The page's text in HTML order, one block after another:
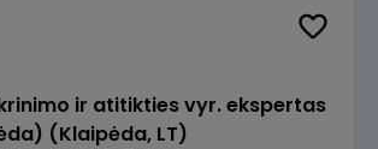
ir atitikties vyr. ekspertas
(Klaipėda, LT)